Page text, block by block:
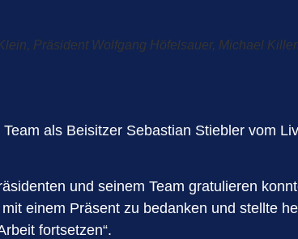
Präsident Wolfgang Höfelsauer, Michael
als Beisitzer Sebastian Stiebler vom
und seinem Team gratulieren
einem Präsent zu bedanken und stellte
fortsetzen“.